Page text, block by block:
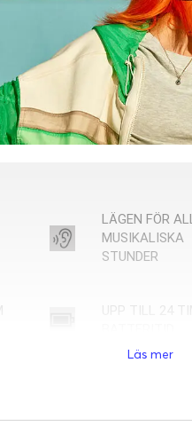
LÄGEN FÖR
MUSIKALISKA
STUNDER
UPP TILL 24
Läs mer